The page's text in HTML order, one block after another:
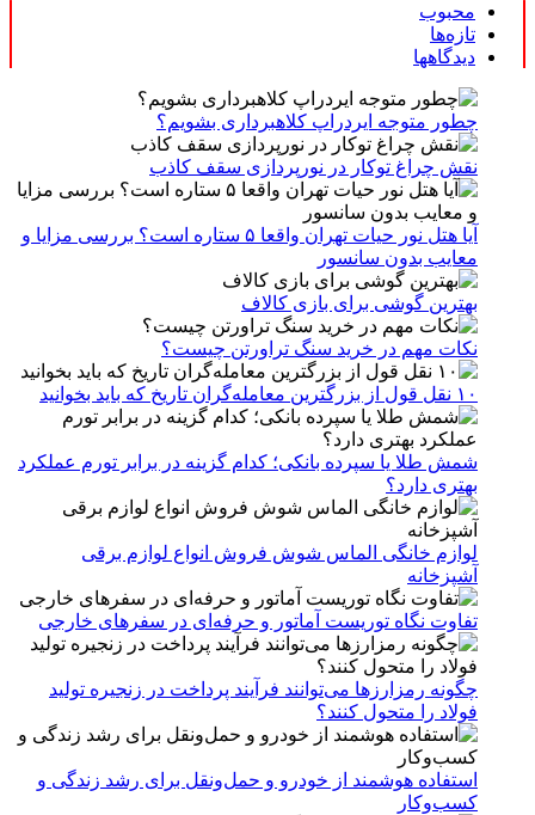
محبوب
تازه‌ها
دیدگاهها
چطور متوجه ایردراپ کلاهبرداری بشویم؟
نقش چراغ توکار در نورپردازی سقف کاذب
آیا هتل نور حیات تهران واقعا ۵ ستاره است؟ بررسی مزایا و
معایب بدون سانسور
بهترین گوشی برای بازی کالاف
نکات مهم در خرید سنگ تراورتن چیست؟
۱۰ نقل قول از بزرگترین معامله‌گران تاریخ که باید بخوانید
شمش طلا یا سپرده بانکی؛ کدام گزینه در برابر تورم عملکرد
بهتری دارد؟
لوازم خانگی الماس شوش فروش انواع لوازم برقی
آشپزخانه
تفاوت نگاه توریست آماتور و حرفه‌ای در سفرهای خارجی
چگونه رمزارزها می‌توانند فرآیند پرداخت در زنجیره تولید
فولاد را متحول کنند؟
استفاده هوشمند از خودرو و حمل‌ونقل برای رشد زندگی و
کسب‌وکار